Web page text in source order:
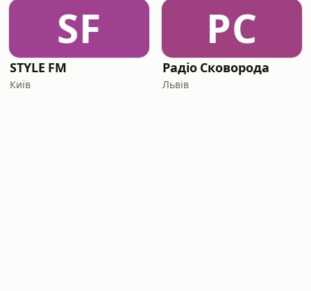
SF
STYLE FM
Київ
РС
Радіо Сковорода
Львів